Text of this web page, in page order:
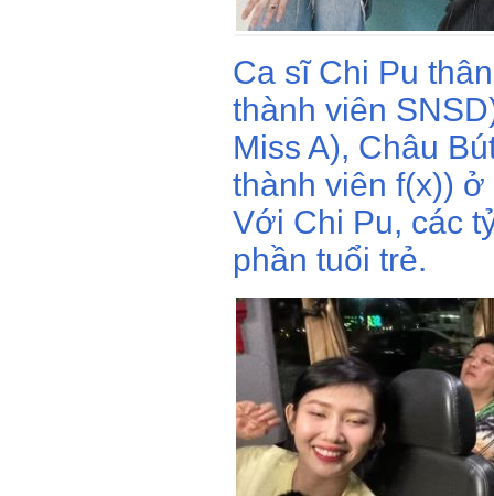
Ca sĩ Chi Pu
thành viên
Miss A), Châu
thành viên f(x))
Với Chi Pu, các
phần tuổi trẻ.